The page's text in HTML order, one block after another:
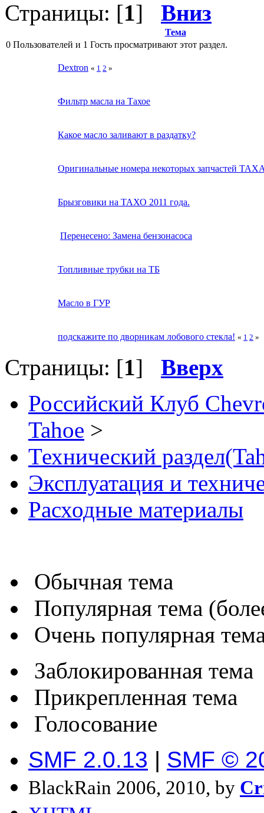
Страницы: [1] Вниз
Тема
0 Пользователей и 1 Гость просматривают этот раздел.
Dextron « 1 2 »
Фильтр масла на Тахое
Какое масло заливают в раздатку?
Оригинальные номера некоторых запчастей
Брызговики на ТАХО 2011 года.
Перенесено: Замена бензонасоса
Топливные трубки на ТБ
Масло в ГУР
подскажите по дворникам лобового стекла! « 1 2 »
Страницы: [1] Вверх
Российский Клуб
Tahoe >
Технический
Эксплуатация и
Расходные материалы
Обычная тема
Популярная тема
Очень популярная
Заблокированная тема
Прикрепленная тема
Голосование
SMF 2.0.13 | SMF ©
BlackRain 2006, 2010, by